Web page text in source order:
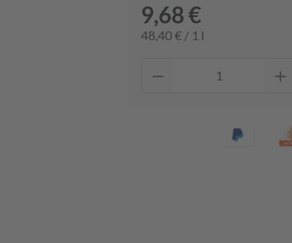
9,68 €
48,40 € / 1 l